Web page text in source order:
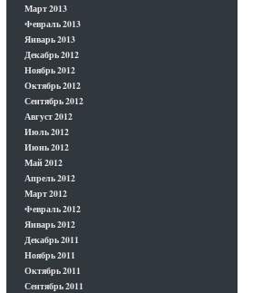
Март 2013
Февраль 2013
Январь 2013
Декабрь 2012
Ноябрь 2012
Октябрь 2012
Сентябрь 2012
Август 2012
Июль 2012
Июнь 2012
Май 2012
Апрель 2012
Март 2012
Февраль 2012
Январь 2012
Декабрь 2011
Ноябрь 2011
Октябрь 2011
Сентябрь 2011